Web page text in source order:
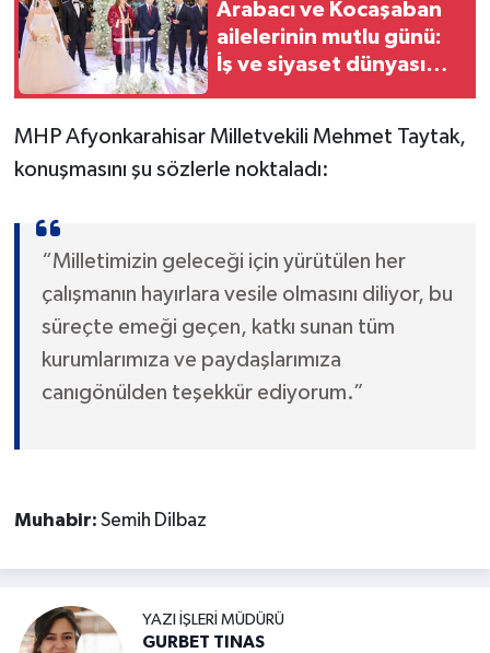
Arabacı ve Kocaşaban
ailelerinin mutlu günü:
İş ve siyaset dünyası
MHP Afyonkarahisar Milletvekili Mehmet Taytak,
konuşmasını şu sözlerle noktaladı:
“Milletimizin geleceği için yürütülen her
çalışmanın hayırlara vesile olmasını diliyor, bu
süreçte emeği geçen, katkı sunan tüm
kurumlarımıza ve paydaşlarımıza
canıgönülden teşekkür ediyorum.”
Muhabir: Semih Dilbaz
YAZI İŞLERI MÜDÜRÜ
GURBET TINAS